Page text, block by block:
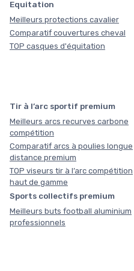
Equitation
Meilleurs protections cavalier
Comparatif couvertures cheval
TOP casques d'équitation
Tir à l’arc sportif premium
Meilleurs arcs recurves carbone
compétition
Comparatif arcs à poulies longue
distance premium
TOP viseurs tir à l’arc compétition
haut de gamme
Sports collectifs premium
Meilleurs buts football aluminium
professionnels